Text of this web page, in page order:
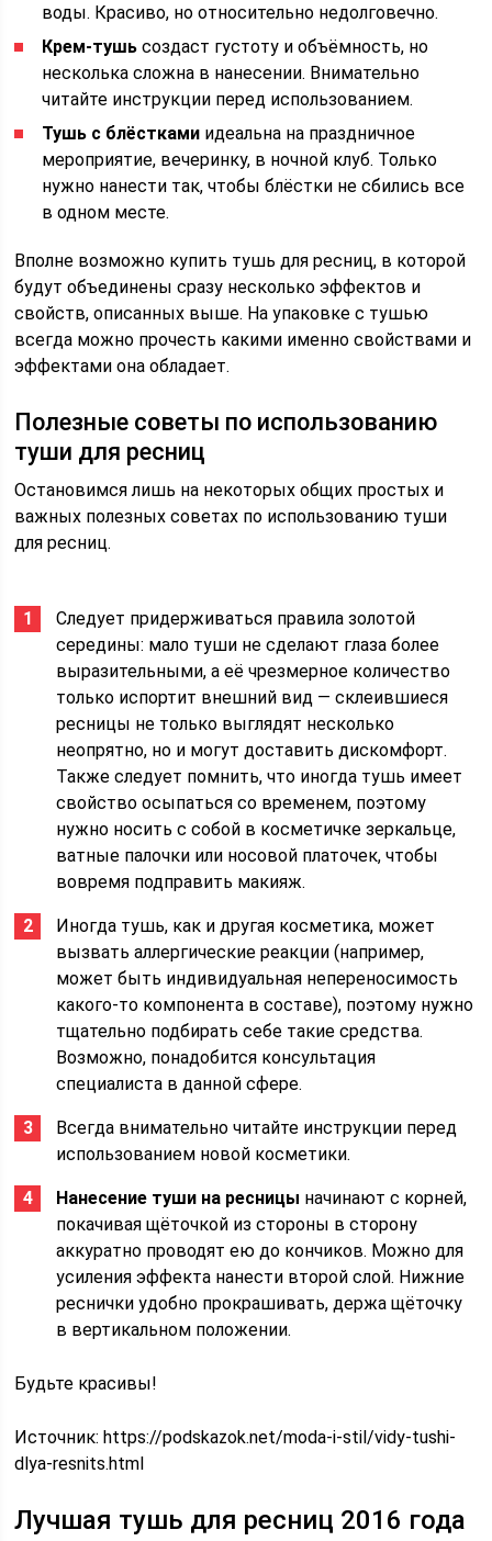
воды. Красиво, но относительно недолговечно.
Крем-тушь создаст густоту и объёмность, но
несколька сложна в нанесении. Внимательно
читайте инструкции перед использованием.
Тушь с блёстками идеальна на праздничное
мероприятие, вечеринку, в ночной клуб. Только
нужно нанести так, чтобы блёстки не сбились все
в одном месте.
Вполне возможно купить тушь для ресниц, в которой
будут объединены сразу несколько эффектов и
свойств, описанных выше. На упаковке с тушью
всегда можно прочесть какими именно свойствами и
эффектами она обладает.
Полезные советы по использованию
туши для ресниц
Остановимся лишь на некоторых общих простых и
важных полезных советах по использованию туши
для ресниц.
Следует придерживаться правила золотой
середины: мало туши не сделают глаза более
выразительными, а её чрезмерное количество
только испортит внешний вид — склеившиеся
ресницы не только выглядят несколько
неопрятно, но и могут доставить дискомфорт.
Также следует помнить, что иногда тушь имеет
свойство осыпаться со временем, поэтому
нужно носить с собой в косметичке зеркальце,
ватные палочки или носовой платочек, чтобы
вовремя подправить макияж.
Иногда тушь, как и другая косметика, может
вызвать аллергические реакции (например,
может быть индивидуальная непереносимость
какого-то компонента в составе), поэтому нужно
тщательно подбирать себе такие средства.
Возможно, понадобится консультация
специалиста в данной сфере.
Всегда внимательно читайте инструкции перед
использованием новой косметики.
Нанесение туши на ресницы начинают с корней,
покачивая щёточкой из стороны в сторону
аккуратно проводят ею до кончиков. Можно для
усиления эффекта нанести второй слой. Нижние
реснички удобно прокрашивать, держа щёточку
в вертикальном положении.
Будьте красивы!
Источник:https://podskazok.net/moda-i-stil/vidy-tushi-
dlya-resnits.html
Лучшая тушь для ресниц 2016 года